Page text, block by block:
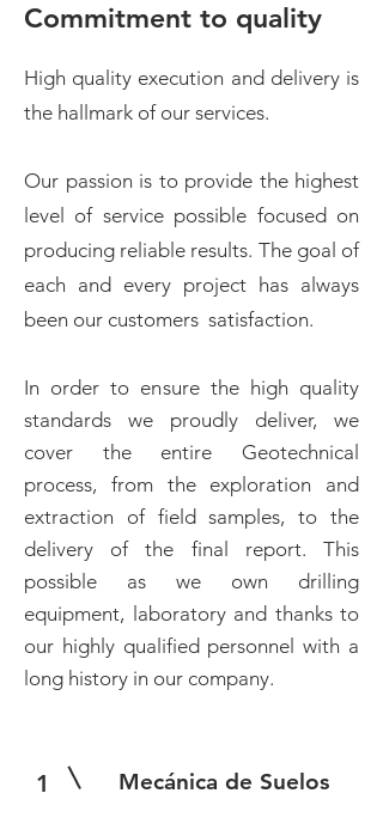
Commitment to quality
High quality execution and delivery is
the hallmark of our services.
Our passion is to provide the highest
level of service possible focused on
producing reliable results. The goal of
each and every project has always
been our customers satisfaction.
In order to ensure the high quality
standards we proudly deliver, we
cover the entire Geotechnical
process, from the exploration and
extraction of field samples, to the
delivery of the final report. This
possible as we own drilling
equipment, laboratory and thanks to
our highly qualified personnel with a
long history in our company.
1 Mecánica de Suelos